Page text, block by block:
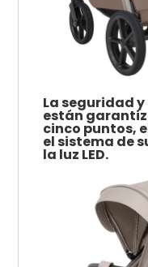
La seguridad
están
cinco puntos,
el sistema de
la luz LED.